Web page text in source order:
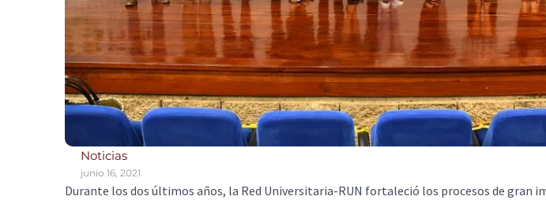
Noticias
junio 16, 2021
Durante los dos últimos años, la Red Universitaria-RUN fortaleció los procesos de gran